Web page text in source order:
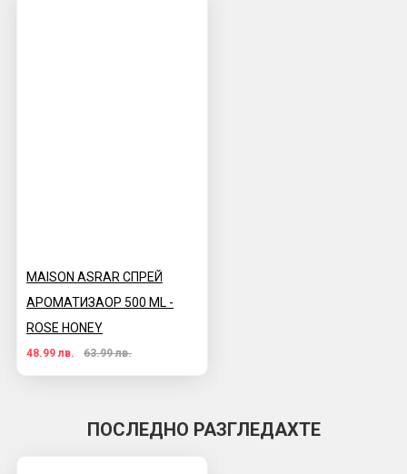
MAISON ASRAR СПРЕЙ
АРОМАТИЗАОР 500 ML -
ROSE HONEY
48.99 лв. 63.99 лв.
ПОСЛЕДНО РАЗГЛЕДАХТЕ